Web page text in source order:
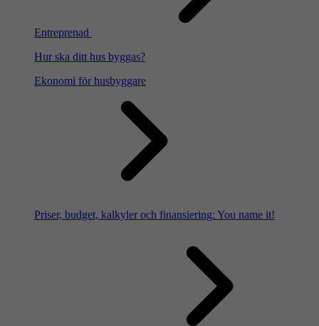
Entreprenad
Hur ska ditt hus byggas?
Ekonomi för husbyggare
Priser, budget, kalkyler och finansiering: You name it!